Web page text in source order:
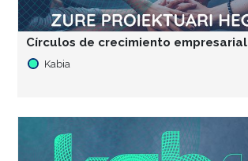
Círculos de crecimiento empresarial
Kabia